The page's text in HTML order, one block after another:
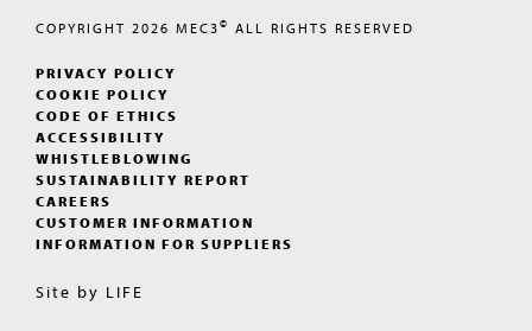
COPYRIGHT 2026 MEC3© ALL RIGHTS RESERVED
PRIVACY POLICY
COOKIE POLICY
CODE OF ETHICS
ACCESSIBILITY
WHISTLEBLOWING
SUSTAINABILITY REPORT
CAREERS
CUSTOMER INFORMATION
INFORMATION FOR SUPPLIERS
Site by LIFE